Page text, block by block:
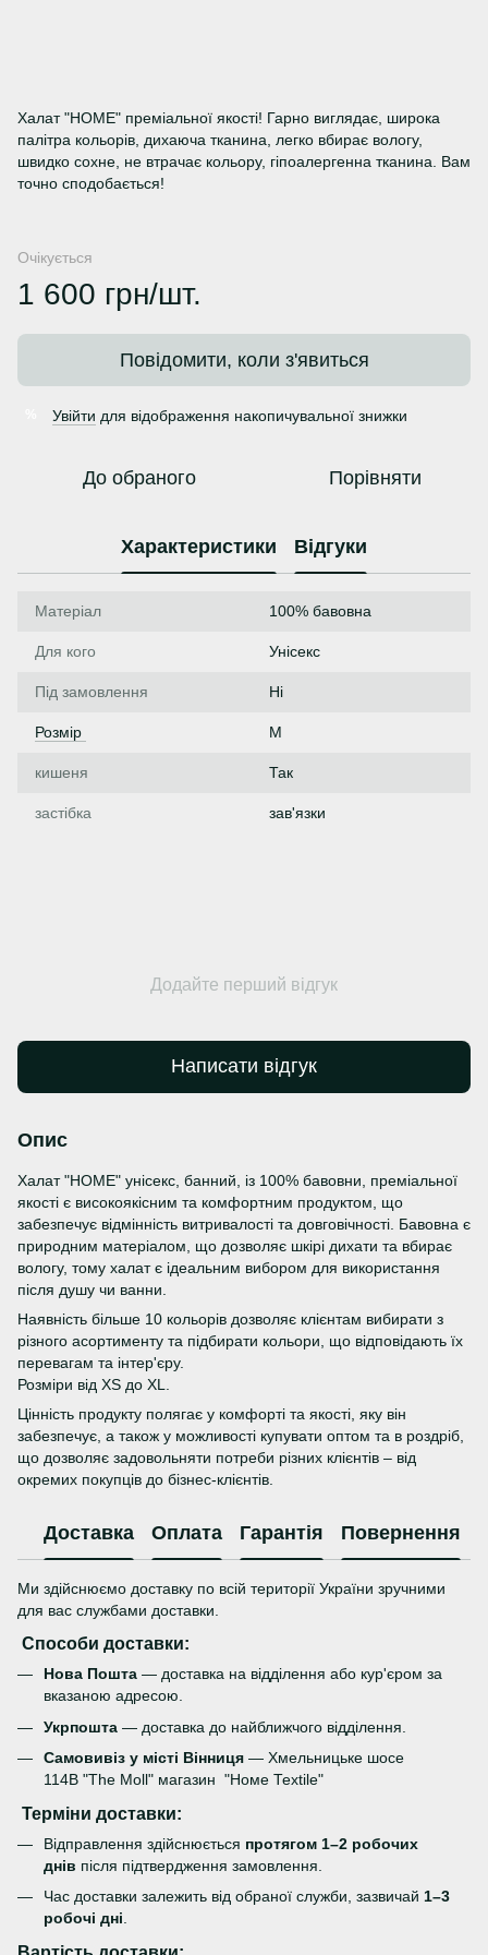
Халат "HOME" преміальної якості! Гарно виглядає, широка
палітра кольорів, дихаюча тканина, легко вбирає вологу,
швидко сохне, не втрачає кольору, гіпоалергенна тканина. Вам
точно сподобається!
Очікується
1 600 грн/шт.
Повідомити, коли з'явиться
Увійти для відображення накопичувальної знижки
До обраного Порівняти
Характеристики Відгуки
Матеріал 100% бавовна
Для кого Унісекс
Під замовлення Ні
Розмір M
кишеня Так
застібка зав'язки
Додайте перший відгук
Написати відгук
Опис
Халат "HOME" унісекс, банний, із 100% бавовни, преміальної
якості є високоякісним та комфортним продуктом, що
забезпечує відмінність витривалості та довговічності. Бавовна є
природним матеріалом, що дозволяє шкірі дихати та вбирає
вологу, тому халат є ідеальним вибором для використання
після душу чи ванни.
Наявність більше 10 кольорів дозволяє клієнтам вибирати з
різного асортименту та підбирати кольори, що відповідають їх
перевагам та інтер'єру.
Розміри від ХS до ХL.
Цінність продукту полягає у комфорті та якості, яку він
забезпечує, а також у можливості купувати оптом та в роздріб,
що дозволяє задовольняти потреби різних клієнтів – від
окремих покупців до бізнес-клієнтів.
Доставка Оплата Гарантія Повернення
Ми здійснюємо доставку по всій території України зручними
для вас службами доставки.
Способи доставки:
Нова Пошта — доставка на відділення або кур'єром за
вказаною адресою.
Укрпошта — доставка до найближчого відділення.
Самовивіз у місті Вінниця — Хмельницьке шосе
114В "The Moll" магазин "Номе Теxtile"
Терміни доставки:
Відправлення здійснюється протягом 1–2 робочих
днів після підтвердження замовлення.
Час доставки залежить від обраної служби, зазвичай 1–3
робочі дні.